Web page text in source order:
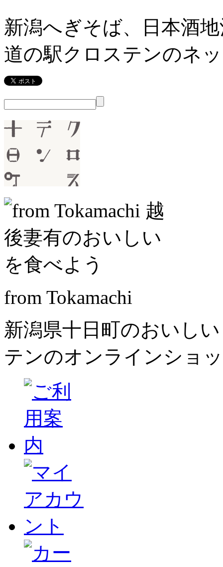
新潟へぎそば、日本酒
道の駅クロステンのネ
from Tokamachi
新潟県十日町のおいし
テンのオンラインショ